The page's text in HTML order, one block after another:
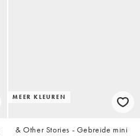
MEER KLEUREN
& Other Stories - Gebreide mini